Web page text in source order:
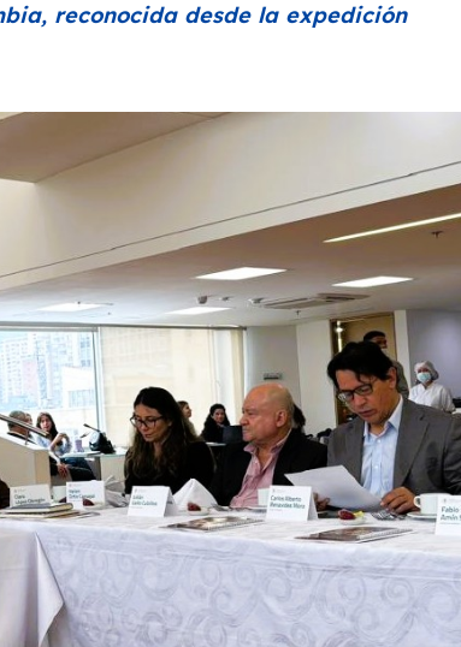
reconocida desde la expedición